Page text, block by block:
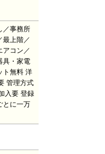
／事務所
最上階／
アコン／
具・家電
ト無料洋
6.0×保険等加入 不要 管理方式
入要 登録
に一万